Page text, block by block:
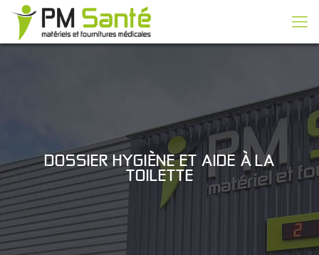
DOSSIER HYGIÈNE ET AIDE À LA
TOILETTE